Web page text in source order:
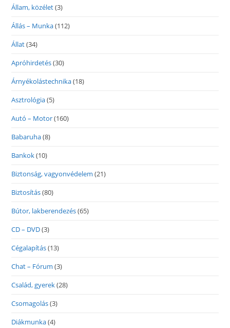
Állam, közélet(3)
Állás – Munka(112)
Állat(34)
Apróhirdetés(30)
Árnyékolástechnika(18)
Asztrológia(5)
Autó – Motor(160)
Babaruha(8)
Bankok(10)
Biztonság, vagyonvédelem (21)
Biztosítás(80)
Bútor, lakberendezés(65)
CD – DVD(3)
Cégalapítás(13)
Chat – Fórum (3)
Család, gyerek(28)
Csomagolás(3)
Diákmunka(4)